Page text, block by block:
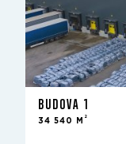
BUDOVA 1
34 540 M
2
Pronajato